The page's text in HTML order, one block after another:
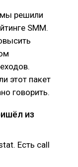
решили
SMM.
этот пакет
говорить.
из
Есть call